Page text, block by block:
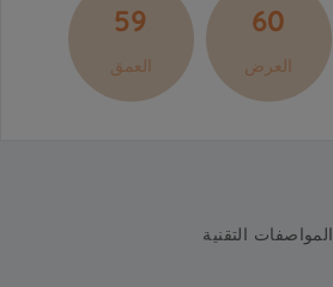
60
العرض
59
العمق
المواصفات التقنية